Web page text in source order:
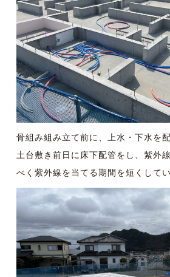
骨組み組み立て前に、上水・下水を配
土台敷き前日に床下配管をし、紫外
べく紫外線を当てる期間を短くしてい